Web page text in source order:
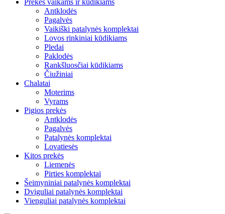
Prekės vaikams ir kūdikiams
Antklodės
Pagalvės
Vaikiški patalynės komplektai
Lovos rinkiniai kūdikiams
Pledai
Paklodės
Rankšluosčiai kūdikiams
Čiužiniai
Chalatai
Moterims
Vyrams
Pigios prekės
Antklodės
Pagalvės
Patalynės komplektai
Lovatiesės
Kitos prekės
Liemenės
Pirties komplektai
Šeimyniniai patalynės komplektai
Dviguliai patalynės komplektai
Vienguliai patalynės komplektai